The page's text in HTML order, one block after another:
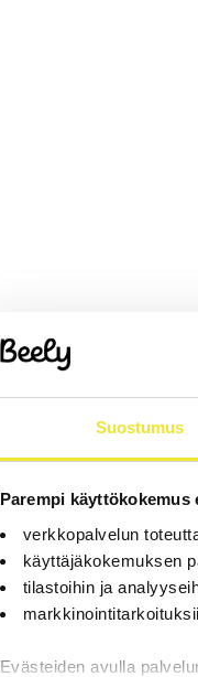
Suostumus
Parempi käyttökokemus
verkkopalvelun
käyttäjäkokemuksen
tilastoihin ja
Evästeiden avulla